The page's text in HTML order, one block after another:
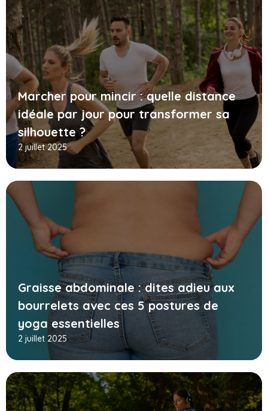
Marcher pour mincir : quelle distance
idéale par jour pour transformer sa
silhouette ?
2 juillet 2025
Graisse abdominale : dites adieu aux
bourrelets avec ces 5 postures de
yoga essentielles
2 juillet 2025